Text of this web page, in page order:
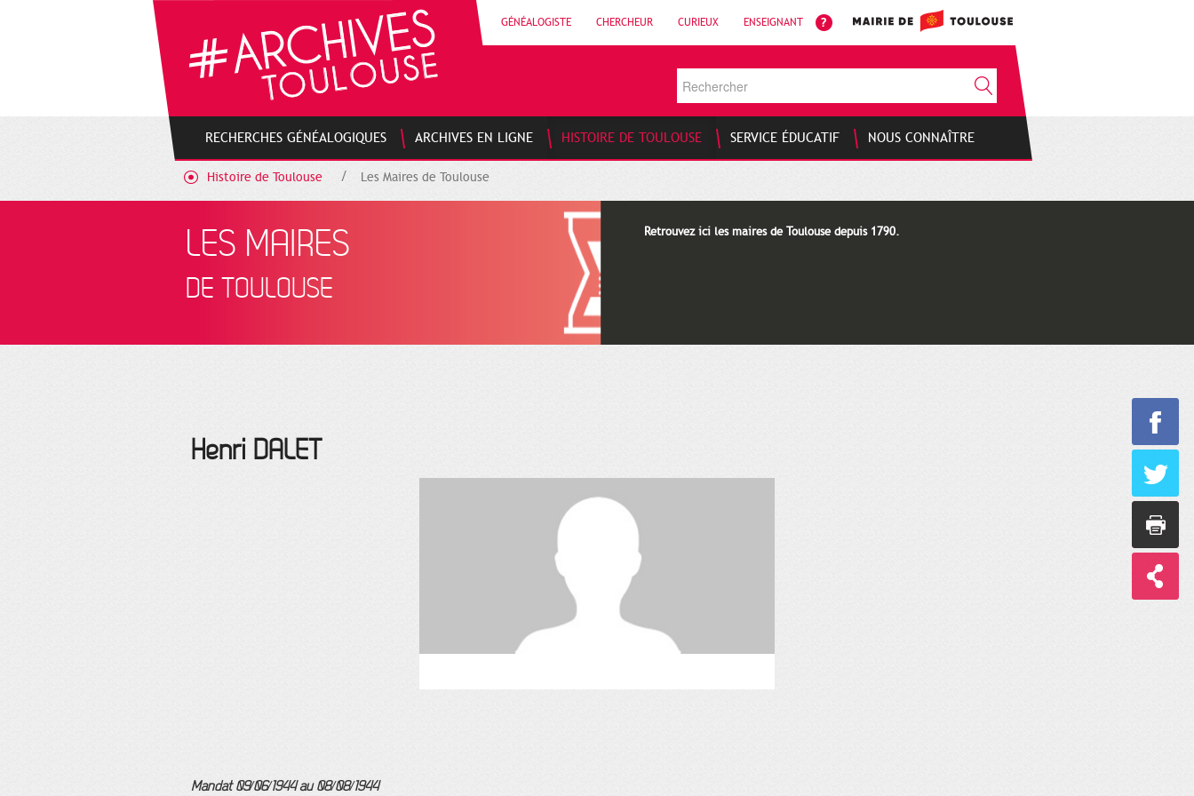
GÉNÉALOGISTE CHERCHEUR CURIEUX ENSEIGNANT
RECHERCHES GÉNÉALOGIQUES ARCHIVES EN LIGNE HISTOIRE DE TOULOUSE SERVICE ÉDUCATIF NOUS CONNAÎTRE
Histoire de Toulouse Les Maires de Toulouse
LES MAIRES
DE TOULOUSE
Retrouvez ici les maires de Toulouse depuis 1790.
Henri DALET
Mandat 09/06/1944 au 08/08/1944
Cookies management panel